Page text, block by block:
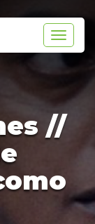
Toggle
//